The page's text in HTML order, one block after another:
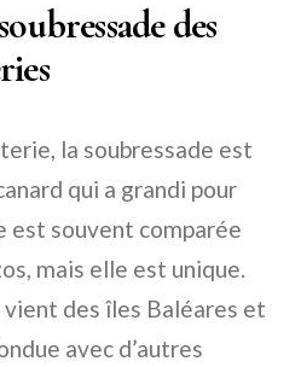
des
la soubressade est
qui a grandi pour
est souvent comparée
mais elle est unique.
des îles Baléares et
avec d’autres